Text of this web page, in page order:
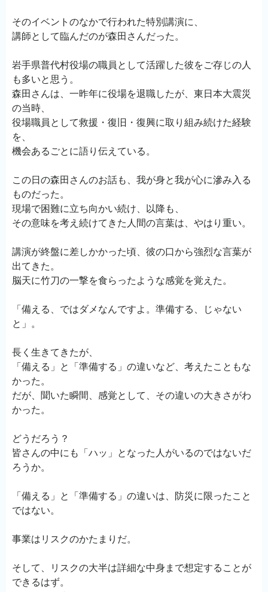
そのイベントのなかで行われた特別講演に、
講師として臨んだのが森田さんだった。
岩手県普代村役場の職員として活躍した彼をご存じの人
も多いと思う。
森田さんは、一昨年に役場を退職したが、東日本大震災
の当時、
役場職員として救援・復旧・復興に取り組み続けた経験
を、
機会あるごとに語り伝えている。
この日の森田さんのお話も、我が身と我が心に滲み入る
ものだった。
現場で困難に立ち向かい続け、以降も、
その意味を考え続けてきた人間の言葉は、やはり重い。
講演が終盤に差しかかった頃、彼の口から強烈な言葉が
出てきた。
脳天に竹刀の一撃を食らったような感覚を覚えた。
「備える、ではダメなんですよ。準備する、じゃない
と」。
長く生きてきたが、
「備える」と「準備する」の違いなど、考えたこともな
かった。
だが、聞いた瞬間、感覚として、その違いの大きさがわ
かった。
どうだろう？
皆さんの中にも「ハッ」となった人がいるのではないだ
ろうか。
「備える」と「準備する」の違いは、防災に限ったこと
ではない。
事業はリスクのかたまりだ。
そして、リスクの大半は詳細な中身まで想定することが
できるはず。